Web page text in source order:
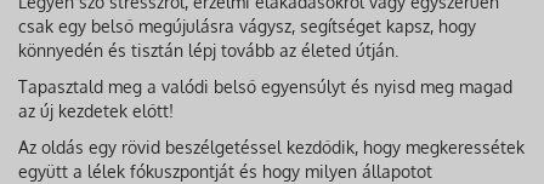
csak egy belső megújulásra vágysz, segítséget kapsz, hogy
könnyedén és tisztán lépj tovább az életed útján.
Tapasztald meg a valódi belső egyensúlyt és nyisd meg magad
az új kezdetek előtt!
Az oldás egy rövid beszélgetéssel kezdődik, hogy megkeressétek
együtt a lélek fókuszpontját és hogy milyen állapotot